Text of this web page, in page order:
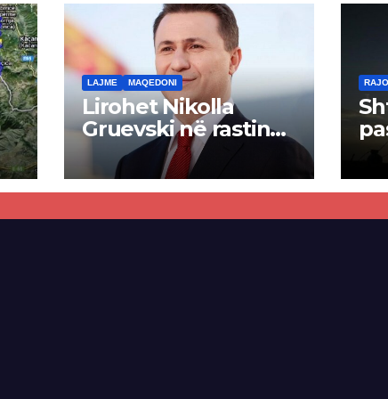
LAJME MAQEDONI
Lirohet Nikolla
Gruevski në rastin
“Talir 2”, gjykata
rrëzon akuzat për
ndërtimin e
paligjshëm të selisë